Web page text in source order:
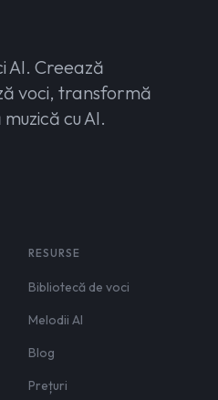
AI. Creează
voci, transformă
cu AI.
RESURSE
Bibliotecă de voci
Melodii AI
Blog
Prețuri